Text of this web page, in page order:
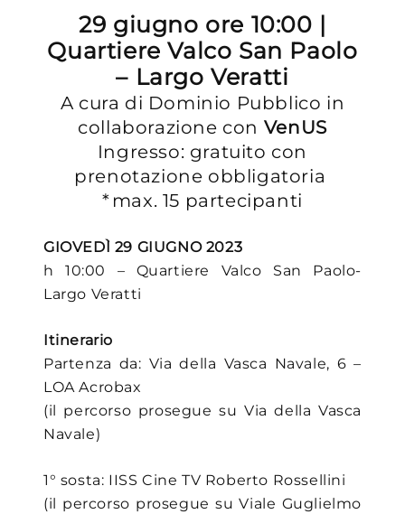
29 giugno ore 10:00 |
Quartiere Valco San Paolo
– Largo Veratti
A cura di Dominio Pubblico in
collaborazione con VenUS
Ingresso: gratuito con
prenotazione obbligatoria
*max. 15 partecipanti
GIOVEDÌ 29 GIUGNO 2023
h 10:00 – Quartiere Valco San Paolo-
Largo Veratti
Itinerario
Partenza da: Via della Vasca Navale, 6 –
LOA Acrobax
(il percorso prosegue su Via della Vasca
Navale)
1° sosta: IISS Cine TV Roberto Rossellini
(il percorso prosegue su Viale Guglielmo